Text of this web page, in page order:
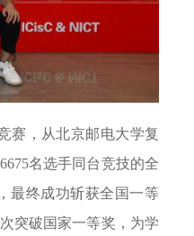
赛，从北京邮电大学复
名选手同台竞技的全
最终成功斩获全国一等
突破国家一等奖，为学